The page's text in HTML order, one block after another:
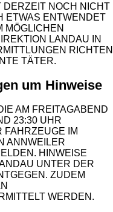
DERZEIT NOCH NICHT
ETWAS ENTWENDET
MÖGLICHEN
LANDAU IN
RICHTEN
TÄTER.
um Hinweise
AM FREITAGABEND
23:30 UHR
IM
B
HINWEISE N
UNTER DER T
ZUDEM K
WERDEN.